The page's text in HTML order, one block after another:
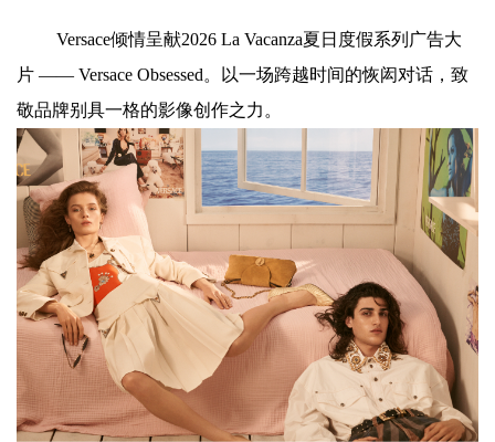
Versace倾情呈献2026 La Vacanza夏日度假系列广告大
片 —— Versace Obsessed。以一场跨越时间的恢闳对话，致
敬品牌别具一格的影像创作之力。